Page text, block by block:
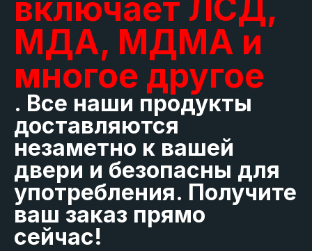
включает ЛСД,
МДА, МДМА и
многое другое
. Все наши продукты
доставляются
незаметно к вашей
двери и безопасны для
употребления. Получите
ваш заказ прямо
сейчас!